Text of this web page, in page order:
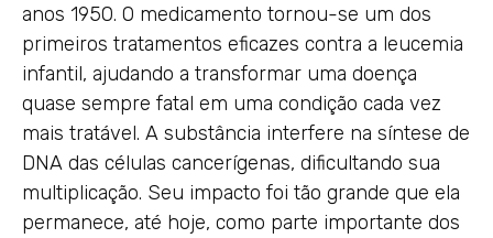
anos 1950. O medicamento tornou-se um dos
primeiros tratamentos eficazes contra a leucemia
infantil, ajudando a transformar uma doença
quase sempre fatal em uma condição cada vez
mais tratável. A substância interfere na síntese de
DNA das células cancerígenas, dificultando sua
multiplicação. Seu impacto foi tão grande que ela
permanece, até hoje, como parte importante dos